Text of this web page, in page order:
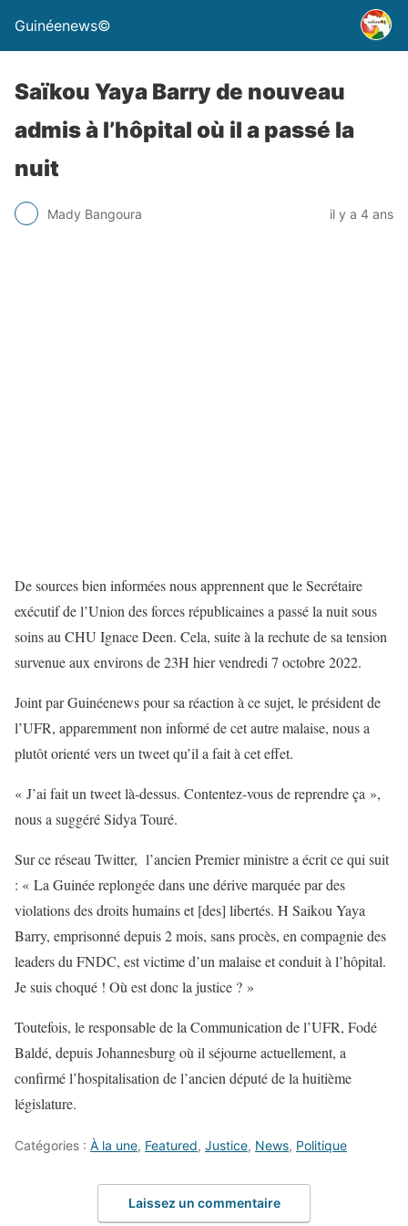
Guinéenews©
Saïkou Yaya Barry de nouveau
admis à l’hôpital où il a passé la
nuit
Mady Bangoura il y a 4 ans
De sources bien informées nous apprennent que le Secrétaire
exécutif de l’Union des forces républicaines a passé la nuit sous
soins au CHU Ignace Deen. Cela, suite à la rechute de sa tension
survenue aux environs de 23H hier vendredi 7 octobre 2022.
Joint par Guinéenews pour sa réaction à ce sujet, le président de
l’UFR, apparemment non informé de cet autre malaise, nous a
plutôt orienté vers un tweet qu’il a fait à cet effet.
« J’ai fait un tweet là-dessus. Contentez-vous de reprendre ça »,
nous a suggéré Sidya Touré.
Sur ce réseau Twitter, l’ancien Premier ministre a écrit ce qui suit
: « La Guinée replongée dans une dérive marquée par des
violations des droits humains et [des] libertés. H Saikou Yaya
Barry, emprisonné depuis 2 mois, sans procès, en compagnie des
leaders du FNDC, est victime d’un malaise et conduit à l’hôpital.
Je suis choqué ! Où est donc la justice ? »
Toutefois, le responsable de la Communication de l’UFR, Fodé
Baldé, depuis Johannesburg où il séjourne actuellement, a
confirmé l’hospitalisation de l’ancien député de la huitième
législature.
Catégories : À la une, Featured, Justice, News, Politique
Laissez un commentaire